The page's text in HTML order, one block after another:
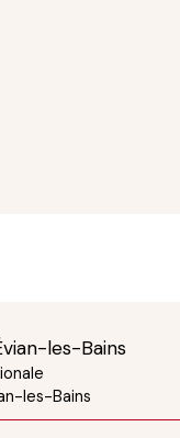
les-Bains
les-Bains